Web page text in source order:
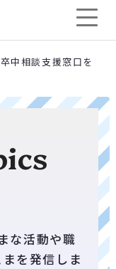
中相談支援窓口を
な活動や職
を発信しま